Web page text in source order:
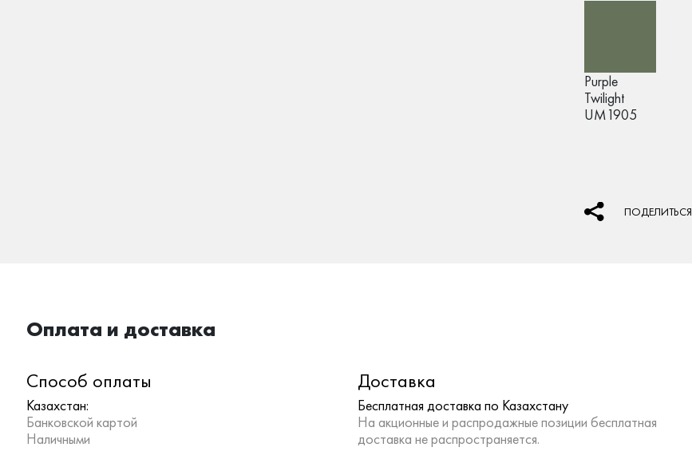
Purple
Twilight
UM1905
ПОДЕЛИТЬСЯ
Оплата и доставка
Способ оплаты
Казахстан:
Банковской картой
Наличными
Доставка
Бесплатная доставка по Казахстану
На акционные и распродажные позиции бесплатная
доставка не распространяется.